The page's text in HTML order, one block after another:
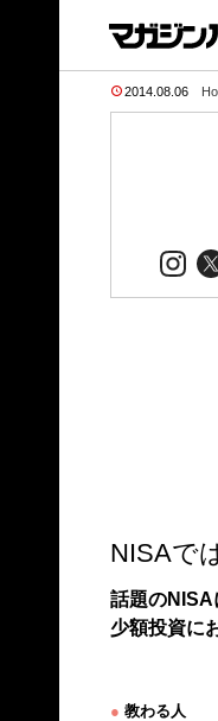
2014.08.06
NISAで
話題のNISA
少額投資に
● 教わる人